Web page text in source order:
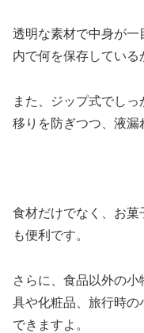
透明な素材で中身が
内で何を保存している
また、ジップ式でし
移りを防ぎつつ、液漏
食材だけでなく、お菓
も便利です。
さらに、食品以外の
具や化粧品、旅行時の
できますよ。